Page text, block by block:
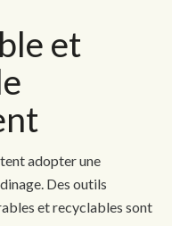
et
adopter une
Des outils
et recyclables sont